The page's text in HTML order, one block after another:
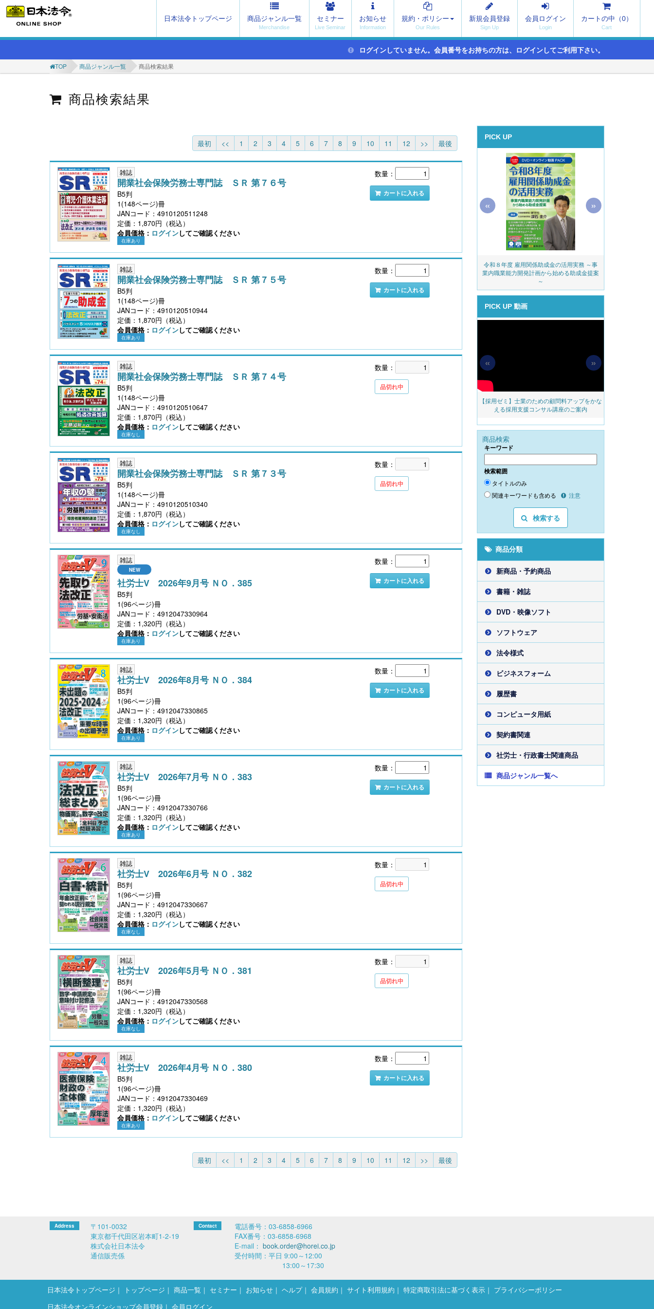
日本法令トップページ 商品ジャンル一覧 セミナー お知らせ 規約・ポリシー 新規会員登録 会員ログイン カートの中（0）
ログインしていません。会員番号をお持ちの方は、ログインしてご利用下さい。
TOP 商品ジャンル一覧 商品検索結果
商品検索結果
最初 << 1 2 3 4 5 6 7 8 9 10 11 12 >> 最後
雑誌
開業社会保険労務士専門誌 ＳＲ 第７６号
B5判
1(148ページ)冊
JANコード：4910120511248
定価：1,870円（税込）
会員価格： ログインしてご確認ください
在庫あり
数量：
カートに入れる
雑誌
開業社会保険労務士専門誌 ＳＲ 第７５号
B5判
1(148ページ)冊
JANコード：4910120510944
定価：1,870円（税込）
会員価格： ログインしてご確認ください
在庫あり
数量：
カートに入れる
雑誌
開業社会保険労務士専門誌 ＳＲ 第７４号
B5判
1(148ページ)冊
JANコード：4910120510647
定価：1,870円（税込）
会員価格： ログインしてご確認ください
在庫なし
数量：
品切れ中
雑誌
開業社会保険労務士専門誌 ＳＲ 第７３号
B5判
1(148ページ)冊
JANコード：4910120510340
定価：1,870円（税込）
会員価格： ログインしてご確認ください
在庫なし
数量：
品切れ中
雑誌
社労士V 2026年9月号 ＮＯ．385
B5判
1(96ページ)冊
JANコード：4912047330964
定価：1,320円（税込）
会員価格： ログインしてご確認ください
在庫あり
数量：
カートに入れる
雑誌
社労士V 2026年8月号 ＮＯ．384
B5判
1(96ページ)冊
JANコード：4912047330865
定価：1,320円（税込）
会員価格： ログインしてご確認ください
在庫あり
数量：
カートに入れる
雑誌
社労士V 2026年7月号 ＮＯ．383
B5判
1(96ページ)冊
JANコード：4912047330766
定価：1,320円（税込）
会員価格： ログインしてご確認ください
在庫あり
数量：
カートに入れる
雑誌
社労士V 2026年6月号 ＮＯ．382
B5判
1(96ページ)冊
JANコード：4912047330667
定価：1,320円（税込）
会員価格： ログインしてご確認ください
在庫なし
数量：
品切れ中
雑誌
社労士V 2026年5月号 ＮＯ．381
B5判
1(96ページ)冊
JANコード：4912047330568
定価：1,320円（税込）
会員価格： ログインしてご確認ください
在庫なし
数量：
品切れ中
雑誌
社労士V 2026年4月号 ＮＯ．380
B5判
1(96ページ)冊
JANコード：4912047330469
定価：1,320円（税込）
会員価格： ログインしてご確認ください
在庫あり
数量：
カートに入れる
最初 << 1 2 3 4 5 6 7 8 9 10 11 12 >> 最後
PICK UP
〔改訂版〕Excelでできる 産前産後休業・育
児休業《簡単》管理
社会保険労務士のための 労務・安全衛生コ
ンプライアンス・チェック
令和８年度 雇用関係助成金の活用実務 ～事
業内職業能力開発計画から始める助成金提案
～
« »
PICK UP 動画
【大注目】令和６年度 介護事業所の処遇改善加
【採用ゼミ】士業のための顧問料アップをかな
える採用支援コンサル講座のご案内
« »
商品検索
キーワード
検索範囲
タイトルのみ
関連キーワードも含める
注意
検索する
商品分類
新商品・予約商品
書籍・雑誌
DVD・映像ソフト
ソフトウェア
法令様式
ビジネスフォーム
履歴書
コンピュータ用紙
契約書関連
社労士・行政書士関連商品
商品ジャンル一覧へ
〒101-0032
東京都千代田区岩本町1-2-19
株式会社日本法令
通信販売係
電話番号：03-6858-6966
FAX番号：03-6858-6968
E-mail： book.order@horei.co.jp
受付時間：平日 9:00～12:00
13:00～17:30
日本法令トップページ トップページ 商品一覧 セミナー お知らせ ヘルプ 会員規約 サイト利用規約 特定商取引法に基づく表示
プライバシーポリシー
日本法令オンラインショップ会員登録
会員ログイン